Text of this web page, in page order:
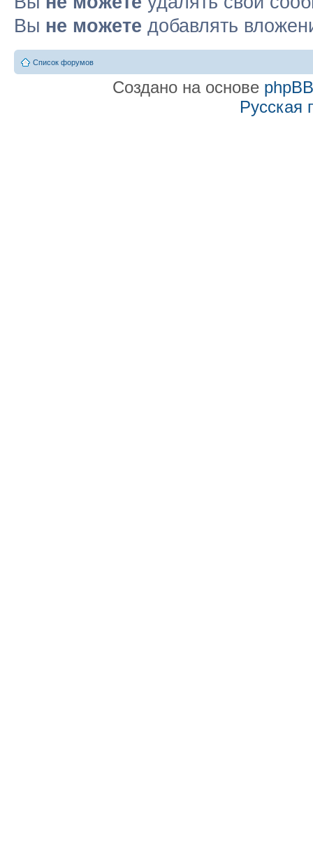
Вы не можете добавлять
Список форумов
Создано на основе phpBB
Русская